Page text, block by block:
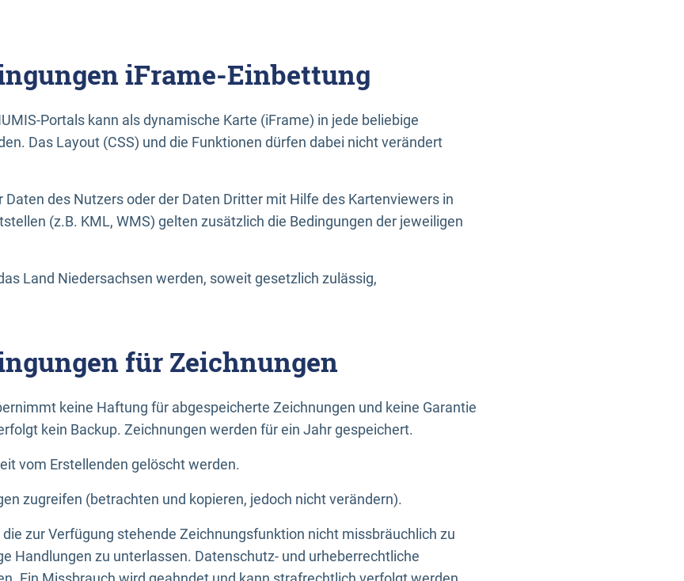
iFrame-Einbettung
Portals kann als dynamische Karte (iFrame) in jede beliebige
Das Layout (CSS) und die Funktionen dürfen dabei nicht verändert
Daten des Nutzers oder der Daten Dritter mit Hilfe des Kartenviewers in
(z.B. KML, WMS) gelten zusätzlich die Bedingungen der jeweiligen
Land Niedersachsen werden, soweit gesetzlich zulässig,
für Zeichnungen
keine Haftung für abgespeicherte Zeichnungen und keine Garantie
kein Backup. Zeichnungen werden für ein Jahr gespeichert.
vom Erstellenden gelöscht werden.
zugreifen (betrachten und kopieren, jedoch nicht verändern).
zur Verfügung stehende Zeichnungsfunktion nicht missbräuchlich zu
Handlungen zu unterlassen. Datenschutz- und urheberrechtliche